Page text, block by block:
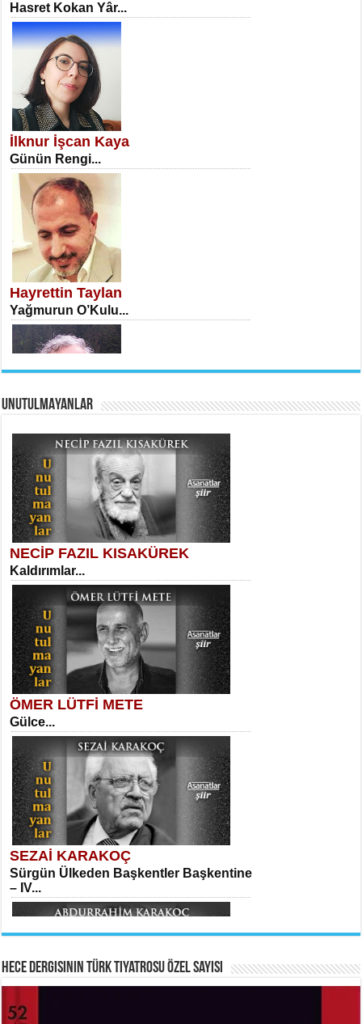
NECLA DİLEK ARSLAN
Öğretmenler Günü Mahkemesi...
İSA KARATEPE
Ekranlar Arasında Kaybolan İnsan...
AHMET URFALI
Tahlil Denemesi...
SELAHATTİN YILDIZ
İnsanın Zindanı...
MEHMET TAŞTAN
Vagon’da Bir Şairle...
SITKI CANEY
Oruçla Devrim ve Özgürlüğe…...
Hasret Kokan Yâr...
İlknur İşcan Kaya
Günün Rengi...
Hayrettin Taylan
Yağmurun O’Kulu...
Yaşar Bedri
Ölüm ve Atlas...
Necati Sarıca
Ben Kader Vurgunuyum Maria...
Sibel Orhan
İki Kırık Boşluk...
Meral Yağmur
Eski Bir Şiir...
UNUTULMAYANLAR
NECİP FAZIL KISAKÜREK
Kaldırımlar...
ÖMER LÜTFİ METE
Gülce...
SEZAİ KARAKOÇ
Sürgün Ülkeden Başkentler Başkentine
– IV...
Hece Dergisinin Türk Tiyatrosu Özel Sayısı